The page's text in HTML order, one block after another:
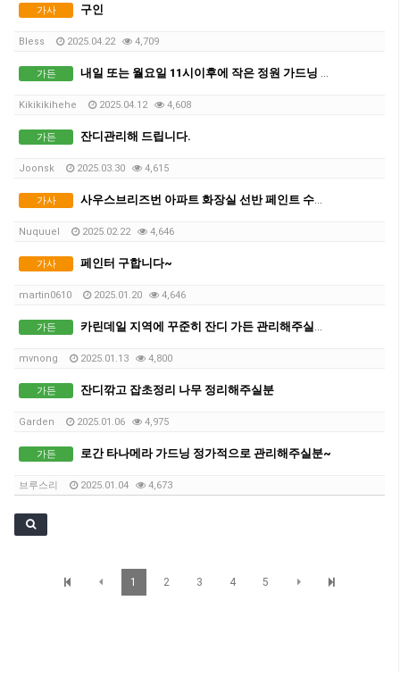
가사 구인
Bless 2025.04.22 4,709
가든 내일 또는 월요일 11시이후에 작은 정원 가드닝 해주실 분
Kikikikihehe 2025.04.12 4,608
가든 잔디관리해 드립니다.
Joonsk 2025.03.30 4,615
가사 사우스브리즈번 아파트 화장실 선반 페인트 수리해주실 분
Nuquuel 2025.02.22 4,646
가사 페인터 구합니다~
martin0610 2025.01.20 4,646
가든 카린데일 지역에 꾸준히 잔디 가든 관리해주실분 구합니다.
mvnong 2025.01.13 4,800
가든 잔디깎고 잡초정리 나무 정리해주실분
Garden 2025.01.06 4,975
가든 로간 타나메라 가드닝 정가적으로 관리해주실분~
브루스리 2025.01.04 4,673
1 2 3 4 5